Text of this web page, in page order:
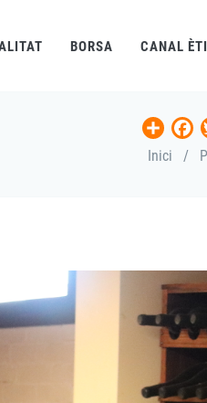
BORSA CANAL
Share
Inici /